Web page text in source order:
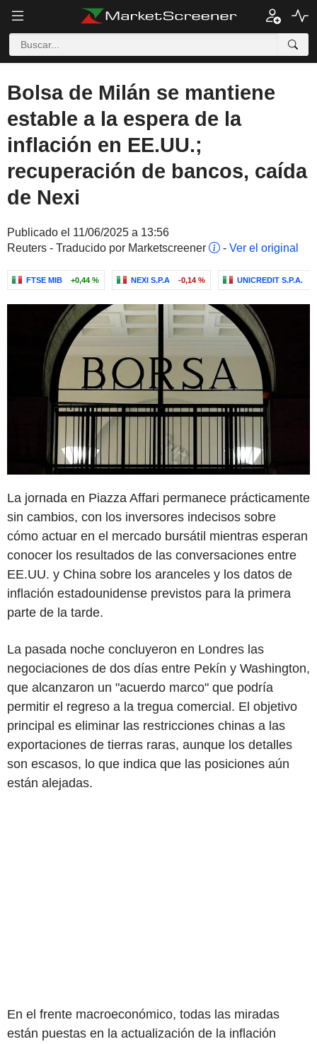
Bolsa de Milán se mantiene
estable a la espera de la
inflación en EE.UU.;
recuperación de bancos, caída
de Nexi
Publicado el 11/06/2025 a 13:56
Reuters - Traducido por Marketscreener
- Ver el original
FTSE MIB +0,44 % NEXI S.P.A -0,14 % UNICREDIT S.P.A.
La jornada en Piazza Affari permanece prácticamente
sin cambios, con los inversores indecisos sobre
cómo actuar en el mercado bursátil mientras esperan
conocer los resultados de las conversaciones entre
EE.UU. y China sobre los aranceles y los datos de
inflación estadounidense previstos para la primera
parte de la tarde.
La pasada noche concluyeron en Londres las
negociaciones de dos días entre Pekín y Washington,
que alcanzaron un "acuerdo marco" que podría
permitir el regreso a la tregua comercial. El objetivo
principal es eliminar las restricciones chinas a las
exportaciones de tierras raras, aunque los detalles
son escasos, lo que indica que las posiciones aún
están alejadas.
En el frente macroeconómico, todas las miradas
están puestas en la actualización de la inflación